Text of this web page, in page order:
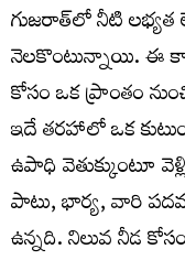
గుజరాత్‌లో నీటి లభ్యత
నెలకొంటున్నాయి. ఈ
కోసం ఒక ప్రాంతం
ఇదే తరహాలో ఒక
ఉపాధి వెతుక్కుంటూ
పాటు, భార్య, వారి
ఉన్నది. నిలువ నీడ